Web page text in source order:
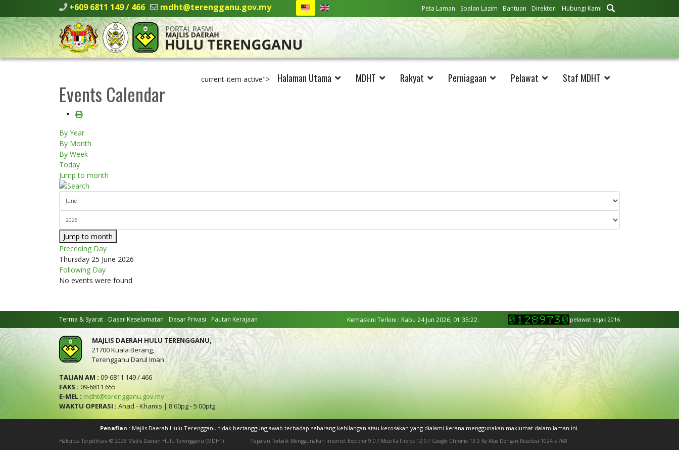
+609 6811 149 / 466 mdht@terengganu.gov.my Peta Laman Soalan Lazim Bantuan Direktori Hubungi Kami
current-item active"> Halaman Utama MDHT Rakyat Perniagaan Pelawat Staf MDHT
Events Calendar
By Year
By Month
By Week
Today
Jump to month
Jump to month
Preceding Day
Thursday 25 June 2026
Following Day
No events were found
Terma & Syarat Dasar Keselamatan Dasar Privasi Pautan Kerajaan Kemaskini Terkini : Rabu 24 Jun 2026, 01:35:22. pelawat sejak 2016
MAJLIS DAERAH HULU TERENGGANU,
21700 Kuala Berang,
Terengganu Darul Iman.
TALIAN AM : 09-6811 149 / 466
FAKS : 09-6811 655
E-MEL : mdht@terengganu.gov.my
WAKTU OPERASI : Ahad - Khamis | 8:00pg - 5:00ptg
Penafian : Majlis Daerah Hulu Terengganu tidak bertanggungjawab terhadap sebarang kehilangan atau kerosakan yang dialami kerana menggunakan maklumat dalam laman ini.
Hakcipta Terpelihara © 2026 Majlis Daerah Hulu Terengganu (MDHT) Paparan Terbaik Menggunakan Internet Explorer 9.0 / Mozilla Firefox 12.0 / Google Chrome 13.0 Ke Atas Dengan Resolusi 1024 x 768